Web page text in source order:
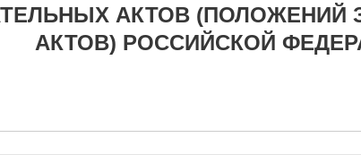
АКТОВ (ПОЛОЖЕНИЙ
АКТОВ) РОССИЙСКОЙ